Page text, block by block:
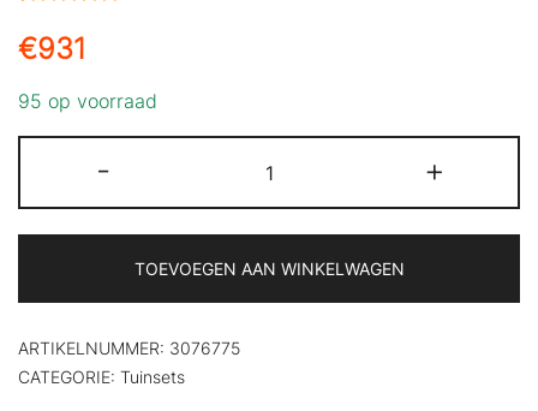
5.00op 5
op
klantbeoordeling
€931
95 op voorraad
-
delige
met
kussens
massief
grenenhout
aantal
+
TOEVOEGEN AAN WINKELWAGEN
ARTIKELNUMMER: 3076775
CATEGORIE: Tuinsets